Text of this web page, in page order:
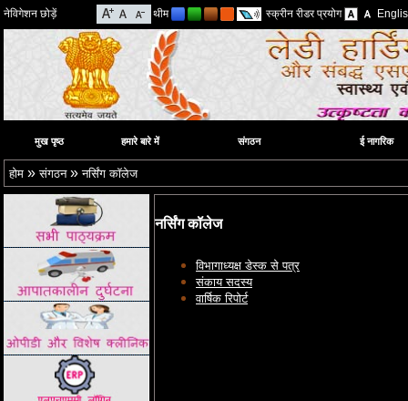
नेविगेशन छोड़ें थीम स्क्रीन रीडर प्रयोग
मुख पृष्ठ हमारे बारे में संगठन ई नागरिक
होम »संगठन»नर्सिंग कॉलेज
नर्सिंग कॉलेज
विभागाध्यक्ष डेस्क से पत्र
संकाय सदस्य
वार्षिक रिपोर्ट